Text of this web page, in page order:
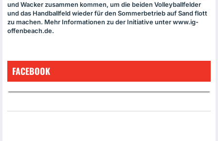
und Wacker zusammen kommen, um die beiden Volleyballfelder
und das Handballfeld wieder für den Sommerbetrieb auf Sand flott
zu machen. Mehr Informationen zu der Initiative unter www.ig-
offenbeach.de.
FACEBOOK